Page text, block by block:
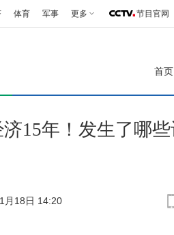
体育 军事 更多 节目官网
首页
济15年！发生了哪
月18日 14:20